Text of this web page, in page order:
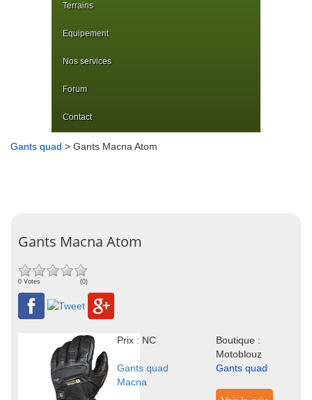
Terrains
Equipement
Nos services
Forum
Contact
Gants quad > Gants Macna Atom
Gants Macna Atom
0 Votes (0)
Prix : NC
Boutique :
Motoblouz
Gants quad
Macna
Gants quad